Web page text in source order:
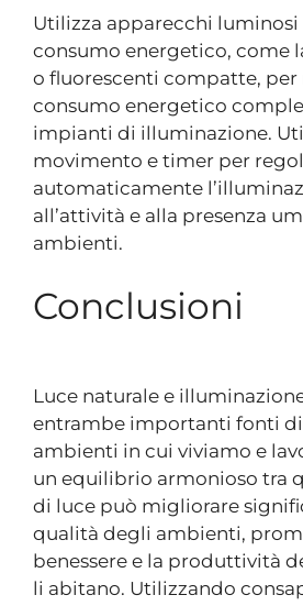
Utilizza apparecchi luminosi
consumo energetico, come
o fluorescenti compatte, per
consumo energetico
impianti di illuminazione.
movimento e timer per
automaticamente
all’attività e alla presenza
ambienti.
Conclusioni
Luce naturale e
entrambe importanti fonti
ambienti in cui viviamo e
un equilibrio armonioso tra
di luce può migliorare
qualità degli ambienti,
benessere e la produttività
li abitano. Utilizzando